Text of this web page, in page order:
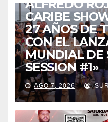
ALFREDO
CARIBE
27 AÑOS DE
CON EL
MUNDIAL DE
SESSION #1»
AGO 7, 2026